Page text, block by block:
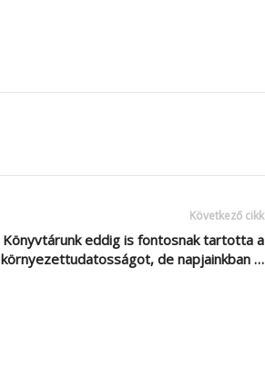
Következő cikk
Könyvtárunk eddig is fontosnak tartotta a
környezettudatosságot, de napjainkban …